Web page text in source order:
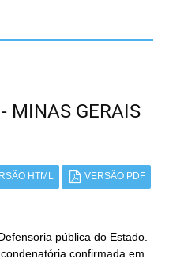
MINAS GERAIS
HTML VERSÃO PDF
pública do Estado.